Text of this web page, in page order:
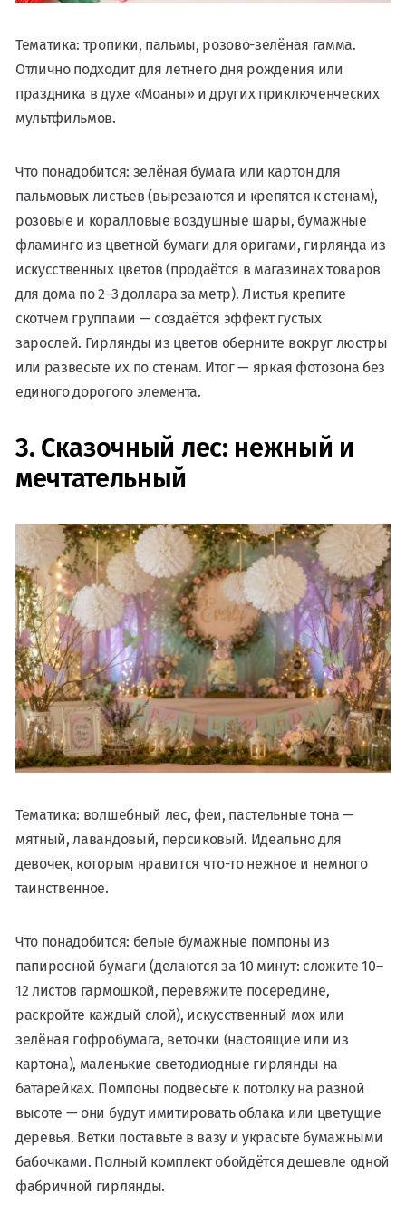
Тематика: тропики, пальмы, розово-зелёная гамма.
Отлично подходит для летнего дня рождения или
праздника в духе «Моаны» и других приключенческих
мультфильмов.
Что понадобится: зелёная бумага или картон для
пальмовых листьев (вырезаются и крепятся к стенам),
розовые и коралловые воздушные шары, бумажные
фламинго из цветной бумаги для оригами, гирлянда из
искусственных цветов (продаётся в магазинах товаров
для дома по 2–3 доллара за метр). Листья крепите
скотчем группами — создаётся эффект густых
зарослей. Гирлянды из цветов оберните вокруг люстры
или развесьте их по стенам. Итог — яркая фотозона без
единого дорогого элемента.
3. Сказочный лес: нежный и
мечтательный
Тематика: волшебный лес, феи, пастельные тона —
мятный, лавандовый, персиковый. Идеально для
девочек, которым нравится что-то нежное и немного
таинственное.
Что понадобится: белые бумажные помпоны из
папиросной бумаги (делаются за 10 минут: сложите 10–
12 листов гармошкой, перевяжите посередине,
раскройте каждый слой), искусственный мох или
зелёная гофробумага, веточки (настоящие или из
картона), маленькие светодиодные гирлянды на
батарейках. Помпоны подвесьте к потолку на разной
высоте — они будут имитировать облака или цветущие
деревья. Ветки поставьте в вазу и украсьте бумажными
бабочками. Полный комплект обойдётся дешевле одной
фабричной гирлянды.